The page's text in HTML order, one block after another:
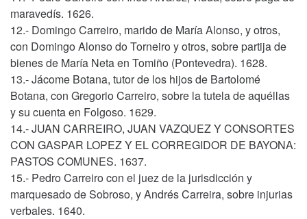
maravedís. 1626.
12.- Domingo Carreiro, marido de María Alonso, y otros,
con Domingo Alonso do Torneiro y otros, sobre partija de
bienes de María Neta en Tomiño (Pontevedra). 1628.
13.- Jácome Botana, tutor de los hijos de Bartolomé
Botana, con Gregorio Carreiro, sobre la tutela de aquéllas
y su cuenta en Folgoso. 1629.
14.- JUAN CARREIRO, JUAN VAZQUEZ Y CONSORTES
CON GASPAR LOPEZ Y EL CORREGIDOR DE BAYONA:
PASTOS COMUNES. 1637.
15.- Pedro Carreiro con el juez de la jurisdicción y
marquesado de Sobroso, y Andrés Carreira, sobre injurias
verbales. 1640.